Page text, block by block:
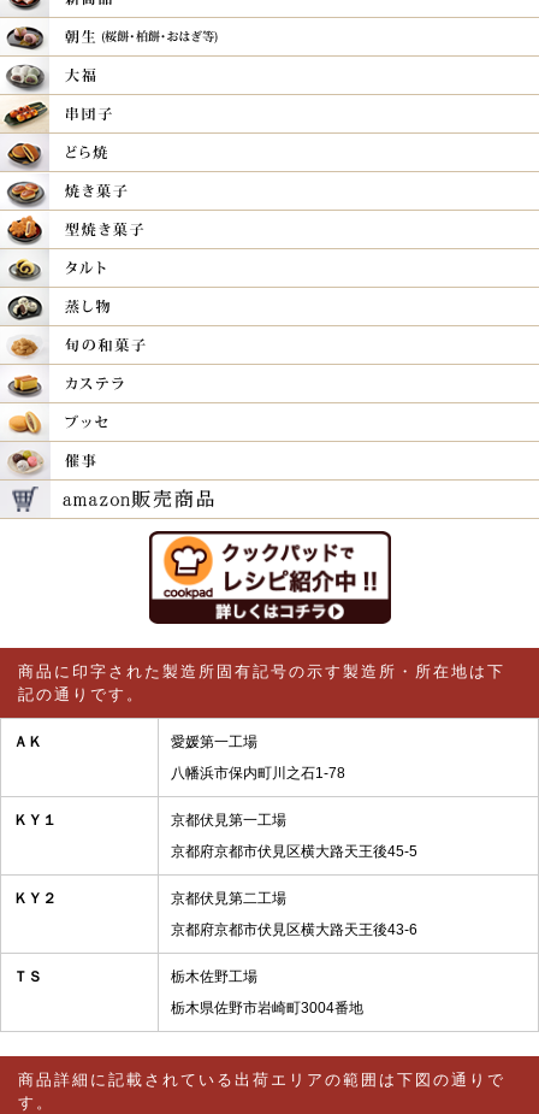
商品に印字された製造所固有記号の示す製造所・所在地は下
記の通りです。
ＡＫ
愛媛第一工場
八幡浜市保内町川之石1-78
ＫＹ１
京都伏見第一工場
京都府京都市伏見区横大路天王後45-5
ＫＹ２
京都伏見第二工場
京都府京都市伏見区横大路天王後43-6
ＴＳ
栃木佐野工場
栃木県佐野市岩崎町3004番地
商品詳細に記載されている出荷エリアの範囲は下図の通りで
す。